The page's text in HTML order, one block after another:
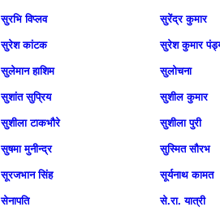
सुरभि विप्लव सुरेंद्र कुमार
सुरेश कांटक सुरेश कुमार
सुलेमान हाशिम सुलोचना
सुशांत सुप्रिय सुशील कुमार
सुशीला टाकभौरे सुशीला पुरी
सुषमा मुनीन्द्र सुस्मित सौरभ
सूरजभान सिंह सूर्यनाथ कामत
सेनापति से.रा. यात्री